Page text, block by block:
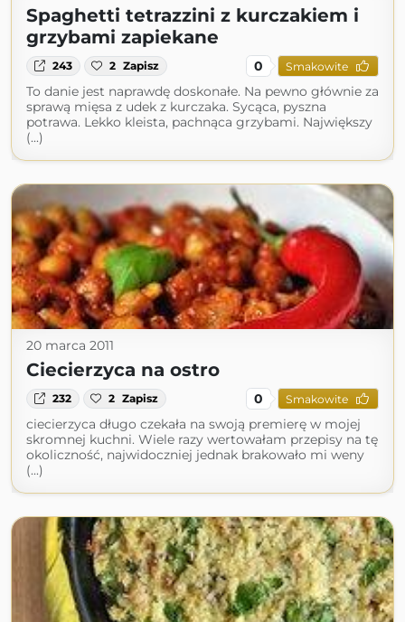
Spaghetti tetrazzini z kurczakiem i
grzybami zapiekane
243 2 Zapisz 0 Smakowite
To danie jest naprawdę doskonałe. Na pewno głównie za
sprawą mięsa z udek z kurczaka. Sycąca, pyszna
potrawa. Lekko kleista, pachnąca grzybami. Największy
(...)
20 marca 2011
Ciecierzyca na ostro
232 2 Zapisz 0 Smakowite
ciecierzyca długo czekała na swoją premierę w mojej
skromnej kuchni. Wiele razy wertowałam przepisy na tę
okoliczność, najwidoczniej jednak brakowało mi weny
(...)